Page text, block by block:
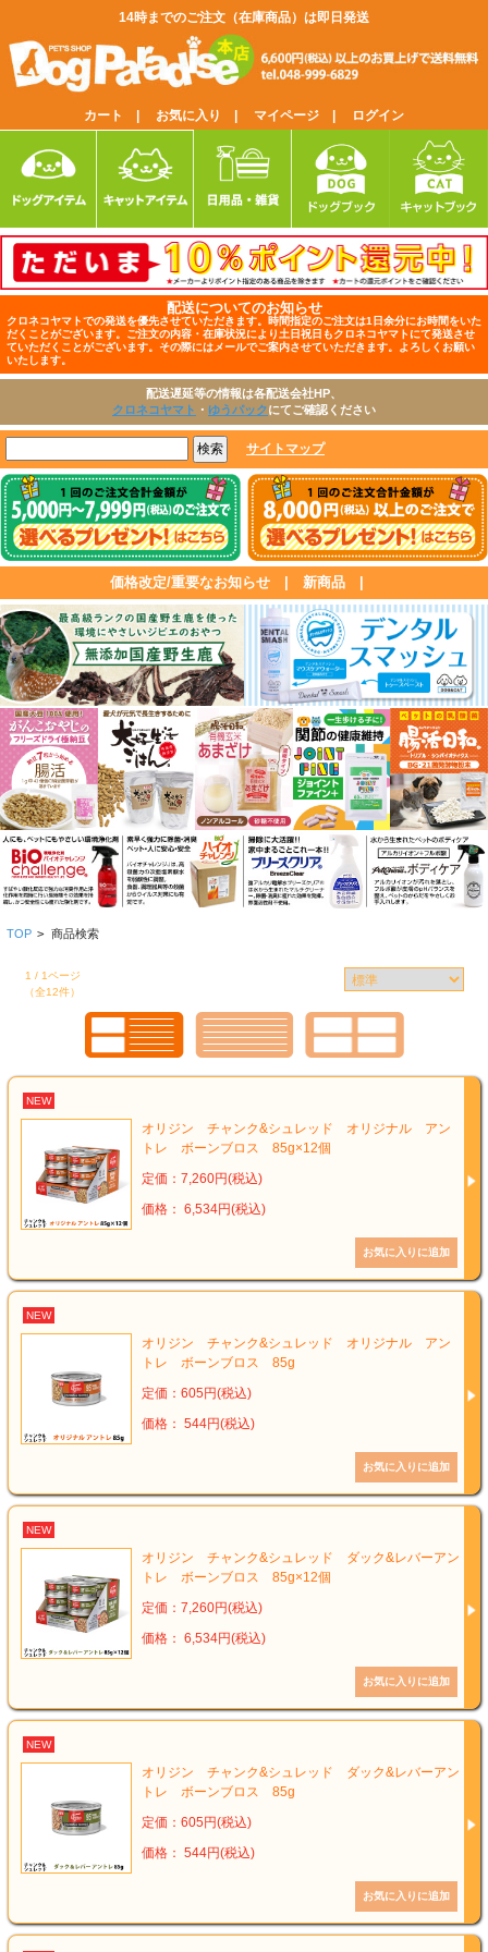
14時までのご注文（在庫商品）は即日発送
カート | お気に入り | マイページ | ログイン
配送についてのお知らせ
クロネコヤマトでの発送を優先させていただきます。時間指定のご注文は1日余分にお時間をいた
だくことがございます。ご注文の内容・在庫状況により土日祝日もクロネコヤマトにて発送させ
ていただくことがございます。その際にはメールでご案内させていただきます。よろしくお願い
いたします。
配送遅延等の情報は各配送会社HP、
クロネコヤマト ・ ゆうパックにてご確認ください
サイトマップ
価格改定/重要なお知らせ 新商品
TOP > 商品検索
1 / 1ページ
（全12件）
NEW
オリジン チャンク&シュレッド オリジナル アン
トレ ボーンブロス 85g×12個
定価：7,260円(税込)
価格： 6,534円(税込)
NEW
オリジン チャンク&シュレッド オリジナル アン
トレ ボーンブロス 85g
定価：605円(税込)
価格： 544円(税込)
NEW
オリジン チャンク&シュレッド ダック&レバーアン
トレ ボーンブロス 85g×12個
定価：7,260円(税込)
価格： 6,534円(税込)
NEW
オリジン チャンク&シュレッド ダック&レバーアン
トレ ボーンブロス 85g
定価：605円(税込)
価格： 544円(税込)